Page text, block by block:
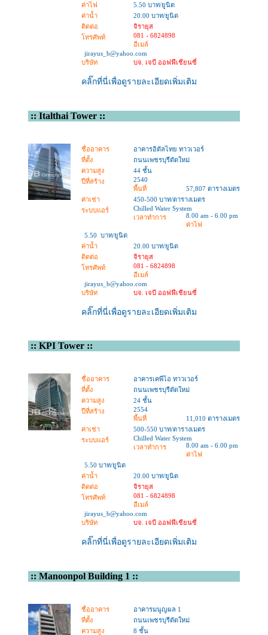
ค่าไฟ
5.50 บาท/ยูนิต
ค่าน้ำ
20.00 บาท/ยูนิต
ติดต่อ
จิรายุส
โทรศัพท์
081 - 6824898
อีเมล์
jirayus_b@yahoo.com
บริษัท
บจ. เจบี ออฟฟีเชียนซี่
คลิ๊กที่นี่เพื่อดูรายละเอียดเพิ่มเติม
::Italthai Tower ::
ชื่ออาคาร
อาคารอิตัลไทย ทาวเวอร์
ที่ตั้ง
ถนนเพชรบุรีตัดใหม่
ความสูง
44 ชั้น
ปีที่สร้าง
2540
พื้นที่
57,807 ตารางเมตร
ค่าเช่า
450-500 บาท/ตารางเมตร
ระบบแอร์
Chilled Water System
เวลาทำการ
8.00 am - 6.00 pm
ค่าไฟ
5.50 บาท/ยูนิต
ค่าน้ำ
20.00 บาท/ยูนิต
ติดต่อ
จิรายุส
โทรศัพท์
081 - 6824898
อีเมล์
jirayus_b@yahoo.com
บริษัท
บจ. เจบี ออฟฟีเชียนซี่
คลิ๊กที่นี่เพื่อดูรายละเอียดเพิ่มเติม
::KPI Tower ::
ชื่ออาคาร
อาคารเคพีไอ ทาวเวอร์
ที่ตั้ง
ถนนเพชรบุรีตัดใหม่
ความสูง
24 ชั้น
ปีที่สร้าง
2554
พื้นที่
11,010 ตารางเมตร
ค่าเช่า
500-550 บาท/ตารางเมตร
ระบบแอร์
Chilled Water System
เวลาทำการ
8.00 am - 6.00 pm
ค่าไฟ
5.50 บาท/ยูนิต
ค่าน้ำ
20.00 บาท/ยูนิต
ติดต่อ
จิรายุส
โทรศัพท์
081 - 6824898
อีเมล์
jirayus_b@yahoo.com
บริษัท
บจ. เจบี ออฟฟีเชียนซี่
คลิ๊กที่นี่เพื่อดูรายละเอียดเพิ่มเติม
::Manoonpol Building 1 ::
ชื่ออาคาร
อาคารมนูญผล 1
ที่ตั้ง
ถนนเพชรบุรีตัดใหม่
ความสูง
8 ชั้น